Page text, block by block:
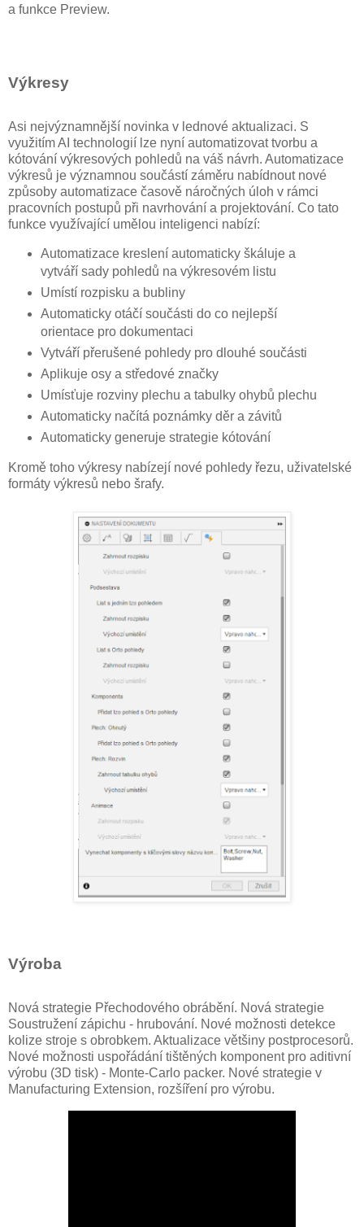
a funkce Preview.
Výkresy
Asi nejvýznamnější novinka v lednové aktualizaci. S
využitím AI technologií lze nyní automatizovat tvorbu a
kótování výkresových pohledů na váš návrh. Automatizace
výkresů je významnou součástí záměru nabídnout nové
způsoby automatizace časově náročných úloh v rámci
pracovních postupů při navrhování a projektování. Co tato
funkce využívající umělou inteligenci nabízí:
Automatizace kreslení automaticky škáluje a
vytváří sady pohledů na výkresovém listu
Umístí rozpisku a bubliny
Automaticky otáčí součásti do co nejlepší
orientace pro dokumentaci
Vytváří přerušené pohledy pro dlouhé součásti
Aplikuje osy a středové značky
Umísťuje rozviny plechu a tabulky ohybů plechu
Automaticky načítá poznámky děr a závitů
Automaticky generuje strategie kótování
Kromě toho výkresy nabízejí nové pohledy řezu, uživatelské
formáty výkresů nebo šrafy.
Výroba
Nová strategie Přechodového obrábění. Nová strategie
Soustružení zápichu - hrubování. Nové možnosti detekce
kolize stroje s obrobkem. Aktualizace většiny postprocesorů.
Nové možnosti uspořádání tištěných komponent pro aditivní
výrobu (3D tisk) - Monte-Carlo packer. Nové strategie v
Manufacturing Extension, rozšíření pro výrobu.